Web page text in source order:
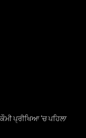
ਪ੍ਰੀਖਿਆ ‘ਚ ਪਹਿਲਾ